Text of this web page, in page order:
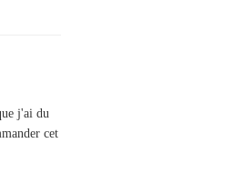
j'ai du
cet